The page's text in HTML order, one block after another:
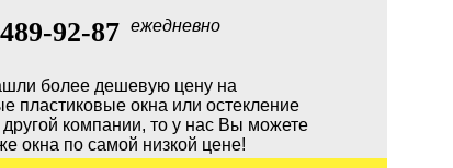
92-87 ежедневно
более дешевую цену на
пластиковые окна или остекление
другой компании, то у нас Вы можете
окна по самой низкой цене!